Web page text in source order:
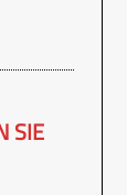
SIE